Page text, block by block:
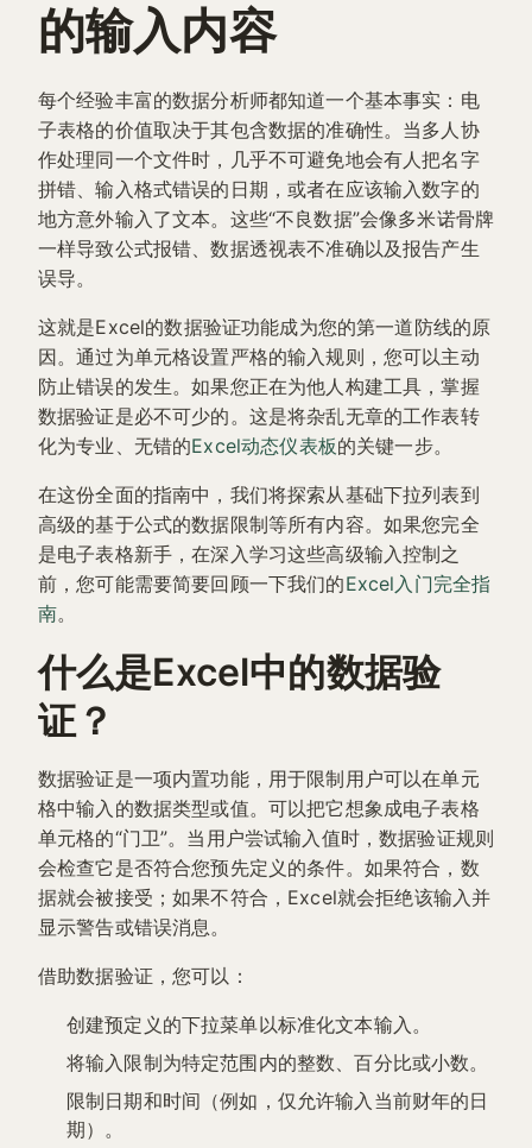
的输入内容
每个经验丰富的数据分析师都知道一个基本事实：电
子表格的价值取决于其包含数据的准确性。当多人协
作处理同一个文件时，几乎不可避免地会有人把名字
拼错、输入格式错误的日期，或者在应该输入数字的
地方意外输入了文本。这些“不良数据”会像多米诺骨牌
一样导致公式报错、数据透视表不准确以及报告产生
误导。
这就是Excel的数据验证功能成为您的第一道防线的原
因。通过为单元格设置严格的输入规则，您可以主动
防止错误的发生。如果您正在为他人构建工具，掌握
数据验证是必不可少的。这是将杂乱无章的工作表转
化为专业、无错的Excel动态仪表板的关键一步。
在这份全面的指南中，我们将探索从基础下拉列表到
高级的基于公式的数据限制等所有内容。如果您完全
是电子表格新手，在深入学习这些高级输入控制之
前，您可能需要简要回顾一下我们的Excel入门完全指
南。
什么是Excel中的数据验
证？
数据验证是一项内置功能，用于限制用户可以在单元
格中输入的数据类型或值。可以把它想象成电子表格
单元格的“门卫”。当用户尝试输入值时，数据验证规则
会检查它是否符合您预先定义的条件。如果符合，数
据就会被接受；如果不符合，Excel就会拒绝该输入并
显示警告或错误消息。
借助数据验证，您可以：
创建预定义的下拉菜单以标准化文本输入。
将输入限制为特定范围内的整数、百分比或小数。
限制日期和时间（例如，仅允许输入当前财年的日
期）。